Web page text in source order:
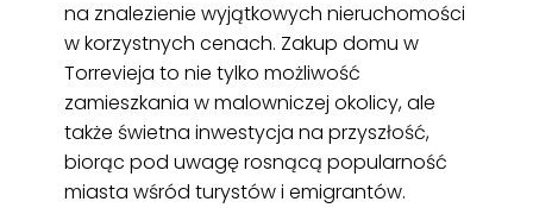
na znalezienie wyjątkowych nieruchomości
w korzystnych cenach. Zakup domu w
Torrevieja to nie tylko możliwość
zamieszkania w malowniczej okolicy, ale
także świetna inwestycja na przyszłość,
biorąc pod uwagę rosnącą popularność
miasta wśród turystów i emigrantów.